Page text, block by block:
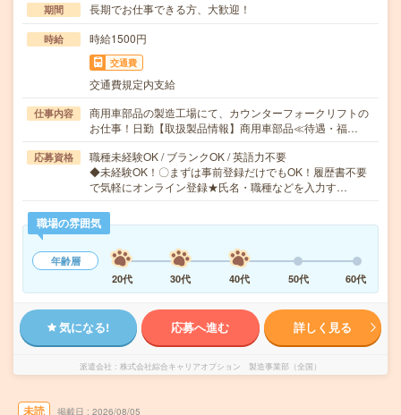
期間 長期でお仕事できる方、大歓迎！
時給 時給1500円
交通費
交通費規定内支給
仕事内容
商用車部品の製造工場にて、カウンターフォークリフトの
お仕事！日勤【取扱製品情報】商用車部品≪待遇・福…
応募資格
職種未経験OK / ブランクOK / 英語力不要
◆未経験OK！〇まずは事前登録だけでもOK！履歴書不要
で気軽にオンライン登録★氏名・職種などを入力す…
職場の雰囲気
年齢層
20代
30代 40代 50代 60代
気になる! 応募へ進む 詳しく見る
派遣会社 株式会社綜合キャリアオプション 製造事業部（全国）
未読 掲載日 2026/08/05